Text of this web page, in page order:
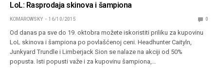
LoL: Rasprodaja skinova i šampiona
KOMAROWSKY 16/10/2015 0
Od danas pa sve do 19. oktobra možete iskoristiti priliku za kupovinu
LoL skinova i šampiona po povlašćenoj ceni. Headhunter Caityln,
Junkyard Trundle i Limberjack Sion se nalaze na akciji od 50%
popusta. Isti popusti važe i za kupovinu šampiona,…